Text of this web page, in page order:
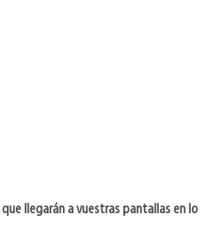
llegarán a vuestras pantallas en lo